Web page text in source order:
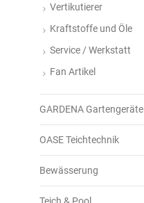
Vertikutierer
Kraftstoffe und Öle
Service / Werkstatt
Fan Artikel
GARDENA Gartengeräte
OASE Teichtechnik
Bewässerung
Teich & Pool